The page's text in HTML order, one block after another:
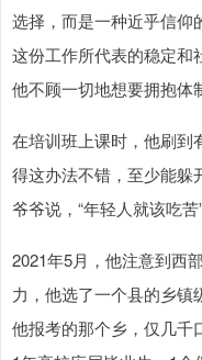
选择，而是一种近乎信仰
这份工作所代表的稳定和
他不顾一切地想要拥抱体
在培训班上课时，他刷到
得这办法不错，至少能躲
爷爷说，“年轻人就该吃苦”
2021年5月，他注意到西
力，他选了一个县的乡镇
他报考的那个乡，仅几千